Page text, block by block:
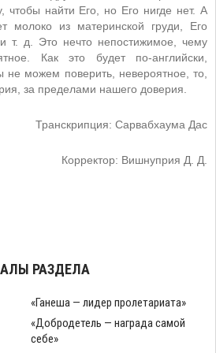
чтобы найти Его, но Его нигде нет. А
молоко из материнской груди, Его
т. д. Это нечто непостижимое, чему
Как это будет по-английски,
не можем поверить, невероятное, то,
за пределами нашего доверия.
Транскрипция: Сарвабхаума Дас
Корректор: Вишнуприя Д. Д.
РАЗДЕЛА
«Ганеша — лидер пролетариата»
«Добродетель — награда самой
себе»